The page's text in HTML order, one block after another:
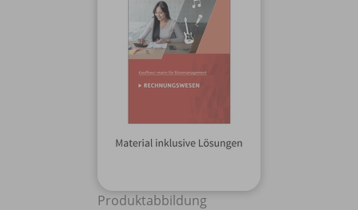
Produktabbildung